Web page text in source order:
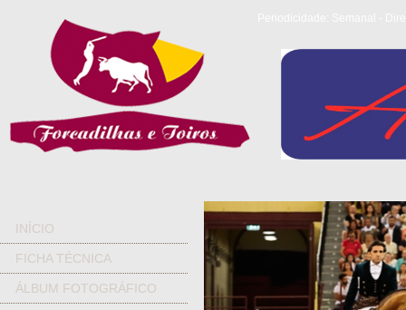
INÍCIO
FICHA TÉCNICA
ÁLBUM FOTOGRÁFICO